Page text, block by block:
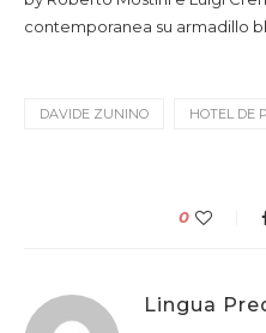
contemporanea su armadillo
DAVIDE ZUNINO HOTEL DE
0
Lingua